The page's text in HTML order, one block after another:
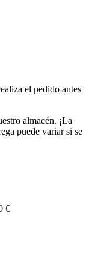
el pedido antes
almacén. ¡La
puede variar si se
€